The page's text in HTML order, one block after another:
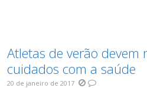
Atletas de verão devem
cuidados com a saúde
20 de janeiro de 2017